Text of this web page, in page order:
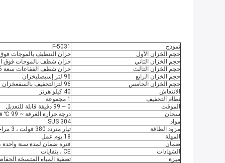
نموذج
F-5031
حجم الخزان الأول
خزان التنظيف بالموجات فوق الصوتية 96 لترًا مع
حجم الخزان الثاني
خزان شطف بالموجات فوق
حجم الخزان الثالث
خزان شطف الفقاعات سعة 96 لترًا
حجم الخزان الرابع
96 لتر إس يصليخزان
حجم الخزان الخامس
96 لتر التجفيف بالسفعخزان
الانتعاش
40 كيلو هرتز
نظام التجفيف
1 مجموعة
الموقت
0 ~ 99 دقيقة قابلة للتعديل
سخان
درجة حرارة الغرفة ~ 99 ℃ قابلة للتعديل
مواد
SUS 304
مزود الطاقة
تيار متردد 380 فولت ، 3 مراحل
المهلة
18 يوم عمل
ضمان
فترة ضمان لمدة سنة واحدة
الشهادات
CE ، بنفايات
ميزة
تصفية المياه